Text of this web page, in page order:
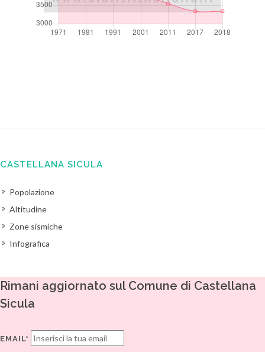
CASTELLANA SICULA
Popolazione
Altitudine
Zone sismiche
Infografica
Rimani aggiornato sul Comune di Castellana
Sicula
EMAIL*